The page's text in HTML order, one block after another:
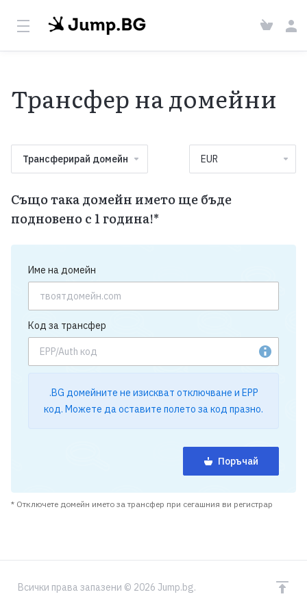
Трансфер на домейни
Трансферирай домейн
Също така домейн името ще бъде
подновено с 1 година!*
Име на домейн
Код за трансфер
.BG домейните не изискват отключване и EPP
код. Можете да оставите полето за код празно.
Поръчай
* Отключете домейн името за трансфер при сегашния ви регистрар
Всички права запазени © 2026 Jump.bg.